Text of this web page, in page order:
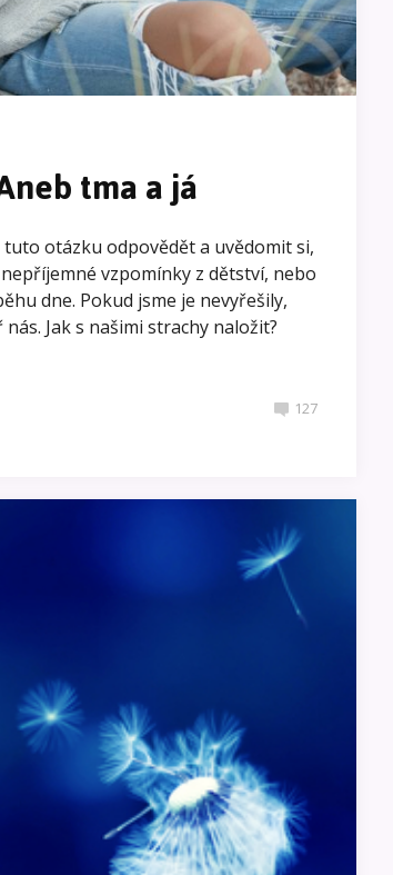
tma a já
tuto otázku odpovědět a uvědomit si,
vzpomínky z dětství, nebo
dne. Pokud jsme je nevyřešily,
Jak s našimi strachy naložit?
127